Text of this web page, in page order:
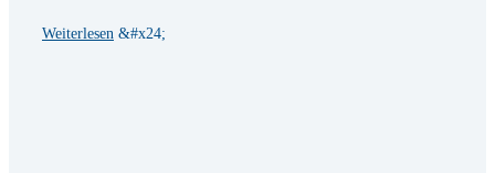
Weiterlesen